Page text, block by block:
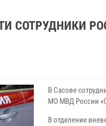
СОТРУДНИКИ
В Сасове
МО МВД России
В отделение